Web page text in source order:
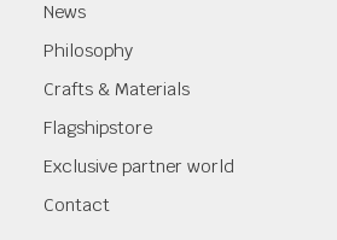
News
Philosophy
Crafts & Materials
Flagshipstore
Exclusive partner world
Contact